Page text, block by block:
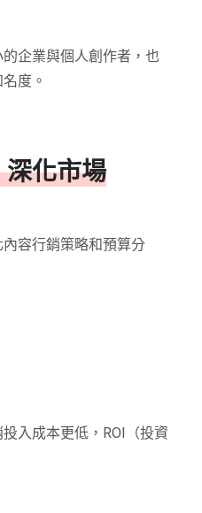
企業與個人創作者，也
度。
化市場
容行銷策略和預算分
入成本更低，ROI（投資